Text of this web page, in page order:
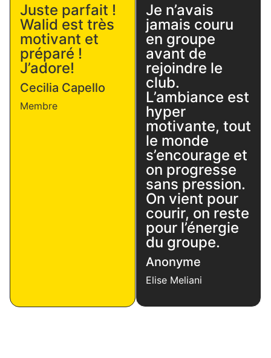
Juste parfait !
Walid est très
motivant et
préparé !
J’adore!
Cecilia Capello
Membre
Je n’avais
jamais couru
en groupe
avant de
rejoindre le
club.
L’ambiance est
hyper
motivante, tout
le monde
s’encourage et
on progresse
sans pression.
On vient pour
courir, on reste
pour l’énergie
du groupe.
Anonyme
Elise Meliani